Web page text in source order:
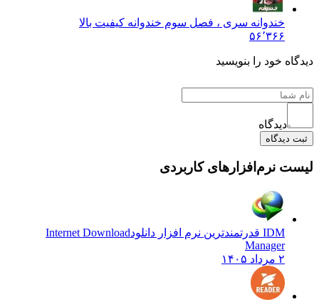
خندوانه سری ، فصل سوم خندوانه کیفیت بالا
۵۶٬۳۶۶
دیدگاه خود را بنویسید
دیدگاه
ثبت دیدگاه
لیست نرم‌افزارهای کاربردی
IDM قدرتمندترین نرم افزار دانلود
Internet Download
Manager
۲ مرداد ۱۴۰۵